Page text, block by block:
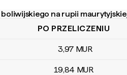
na rupii
na rupii maurytyjskiej
PO PRZELICZENIU
3,97 MUR
19,84 MUR